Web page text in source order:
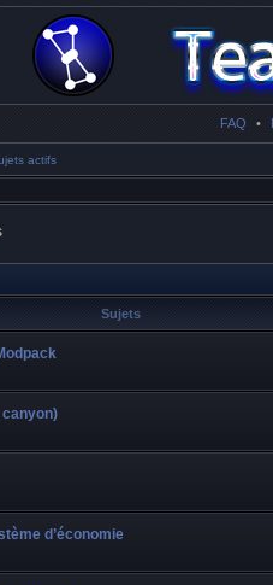
FAQ •
actifs
Sujets
canyon)
d’économie